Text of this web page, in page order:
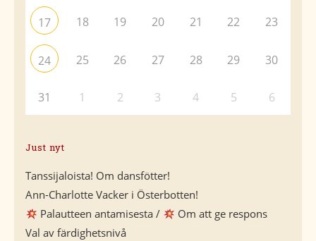
17 18 19 20 21 22 23
24 25 26 27 28 29 30
31 1 2 3 4 5 6
Just nyt
Tanssijaloista! Om dansfötter!
Ann-Charlotte Vacker i Österbotten!
Palautteen antamisesta /
Om att ge respons
Val av färdighetsnivå